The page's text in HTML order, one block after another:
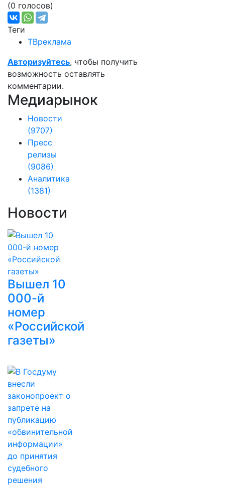
(0 голосов)
Теги
ТВреклама
Авторизуйтесь, чтобы получить
возможность оставлять
комментарии.
Медиарынок
Новости
(9707)
Пресс
релизы
(9086)
Аналитика
(1381)
Новости
Вышел 10
000-й
номер
«Российской
газеты»